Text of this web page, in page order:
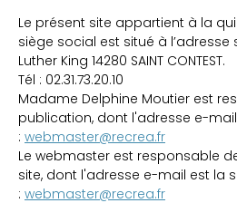
Le présent site appartient à la
siège social est situé à l’adresse
Luther King 14280 SAINT CONTEST.
Tél : 02.31.73.20.10
Madame Delphine Moutier est
publication, dont l'adresse e-
: webmaster@recrea.fr
Le webmaster est responsable
site, dont l'adresse e-mail est la
: webmaster@recrea.fr